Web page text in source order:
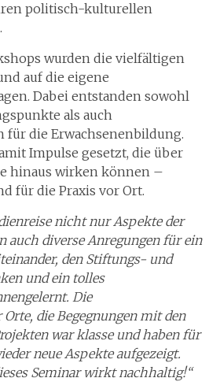
politisch-kulturellen
wurden die vielfältigen
auf die eigene
Dabei entstanden sowohl
als auch
für die Erwachsenenbildung.
Impulse gesetzt, die über
hinaus wirken können –
für die Praxis vor Ort.
nicht nur Aspekte der
auch diverse Anregungen für ein
den Stiftungs- und
und ein tolles
Die
die Begegnungen mit den
war klasse und haben für
neue Aspekte aufgezeigt.
Seminar wirkt nachhaltig!“